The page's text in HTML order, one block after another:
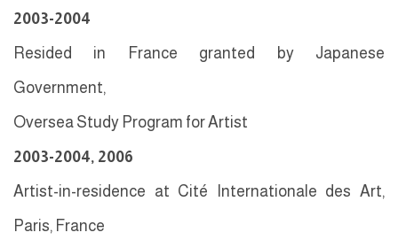
2003-2004
Resided in France granted by Japanese
Government,
Oversea Study Program for Artist
2003-2004, 2006
Artist-in-residence at Cité Internationale des Art,
Paris, France